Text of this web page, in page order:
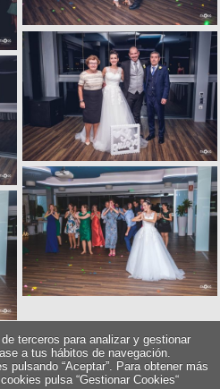
terceros para analizar y gestionar
a tus hábitos de navegación.
pulsando “Aceptar”. Para obtener más
pulsa “Gestionar Cookies“